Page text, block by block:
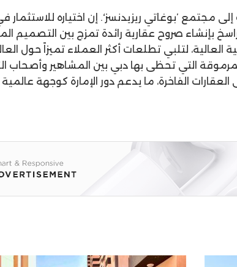
مجتمع ’بوغاتي ريزيدنسز‘. إن اختياره للاستثمار
بإنشاء صروح عقارية رائدة تمزج بين التصميم
لتلبي تطلعات أكثر العملاء تميزاً حول
التي تحظى بها دبي بين المشاهير وأصحاب
الفاخرة، ما يدعم دور الإمارة كوجهة عالمية